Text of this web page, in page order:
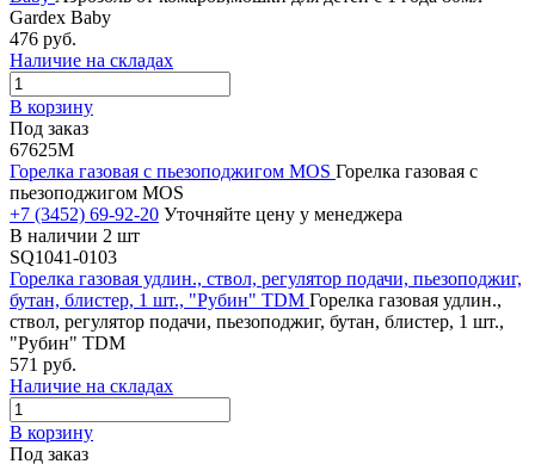
Gardex Baby
476 руб.
Наличие на складах
В корзину
Под заказ
67625М
Горелка газовая с пьезоподжигом MOS Горелка газовая с
пьезоподжигом MOS
+7 (3452) 69-92-20 Уточняйте цену у менеджера
В наличии 2 шт
SQ1041-0103
Горелка газовая удлин., ствол, регулятор подачи, пьезоподжиг,
бутан, блистер, 1 шт., "Рубин" TDM Горелка газовая удлин.,
ствол, регулятор подачи, пьезоподжиг, бутан, блистер, 1 шт.,
"Рубин" TDM
571 руб.
Наличие на складах
В корзину
Под заказ